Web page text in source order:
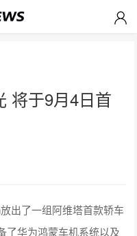
将于9月4日首
出了一组阿维塔首款轿车
了华为鸿蒙车机系统以及